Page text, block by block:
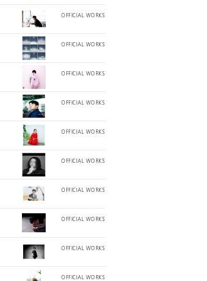
OFFICIAL WORKS
OFFICIAL WORKS
OFFICIAL WORKS
OFFICIAL WORKS
OFFICIAL WORKS
OFFICIAL WORKS
OFFICIAL WORKS
OFFICIAL WORKS
OFFICIAL WORKS
OFFICIAL WORKS